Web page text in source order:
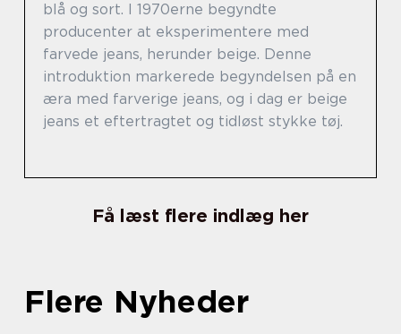
blå og sort. I 1970erne begyndte
producenter at eksperimentere med
farvede jeans, herunder beige. Denne
introduktion markerede begyndelsen på en
æra med farverige jeans, og i dag er beige
jeans et eftertragtet og tidløst stykke tøj.
Få læst flere indlæg her
Flere Nyheder